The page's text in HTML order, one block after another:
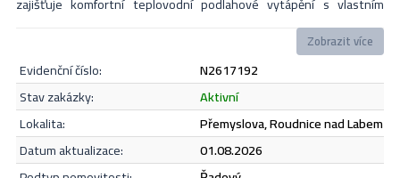
Souhlasím sezásadami ochrany osobních údajů.
elektrickým kotlem . Druhé nadzemní podlaží v podkroví, s
variantou vybudování samostatného vchodu přímo z ulice,
poskytuje flexibilní velký obytný prostor s možností rozdělení až
na čtyři další pokoje. Patro disponuje samostatným kotlem a
radiátory pro vytápění, koupelnou se sprchovým koutem, toaletou
a kuchyňským koutem. Na střeše je instalován efektivní solární
ohřev vody. K domu náleží také prostorná terasa se třemi dílnami a
udržovaná zahrada se zastřešeným bazénem a dřevěnou pergolou.
Nemovitost se nachází pouhých pět minut chůze od centra města.
Zobrazit více
evidenční číslo:
N2617192
stav zakázky:
aktivní
lokalita:
Přemyslova, Roudnice nad Labem
datum aktualizace:
01.08.2026